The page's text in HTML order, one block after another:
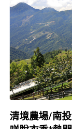
清境農場/南